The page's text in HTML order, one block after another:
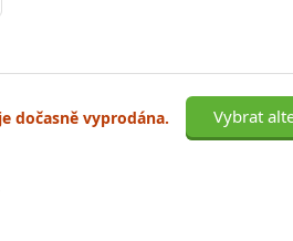
dočasně vyprodána. Vybrat